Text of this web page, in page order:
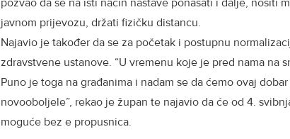
javnom prijevozu, držati fizičku distancu.
Najavio je također da se za početak i postupnu
zdravstvene ustanove. “U vremenu koje je pred nama na
Puno je toga na građanima i nadam se da ćemo ovaj
novooboljele”, rekao je župan te najavio da će od 4.
moguće bez e propusnica.